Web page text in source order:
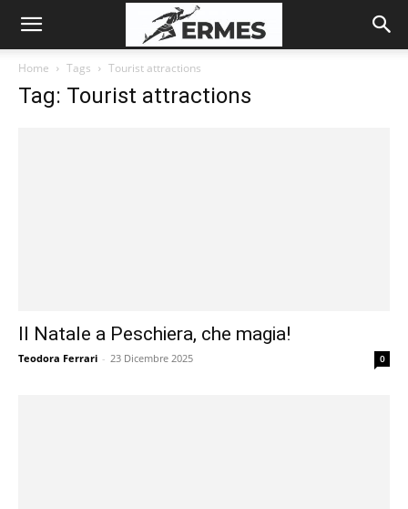
Home Tags Tourist attractions
Tag: Tourist attractions
Il Natale a Peschiera, che magia!
Teodora Ferrari - 23 Dicembre 2025 0